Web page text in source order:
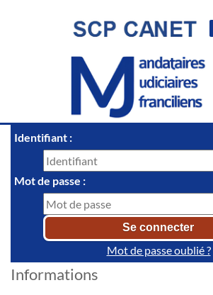
Identifiant :
Mot de passe :
Mot de passe oublié ?
Informations